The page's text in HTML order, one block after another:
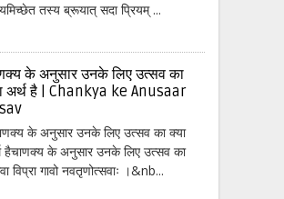
तस्य ब्रूयात् सदा प्रियम् ...
के अनुसार उनके लिए उत्सव का
अर्थ है | Chankya ke Anusaar
के अनुसार उनके लिए उत्सव का क्या
हैचाणक्य के अनुसार उनके लिए उत्सव का
विप्रा गावो नवतृणोत्सवाः ।&nb...